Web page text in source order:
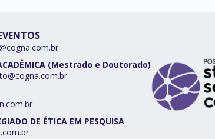
(Mestrado e Doutorado)
DE ÉTICA EM PESQUISA